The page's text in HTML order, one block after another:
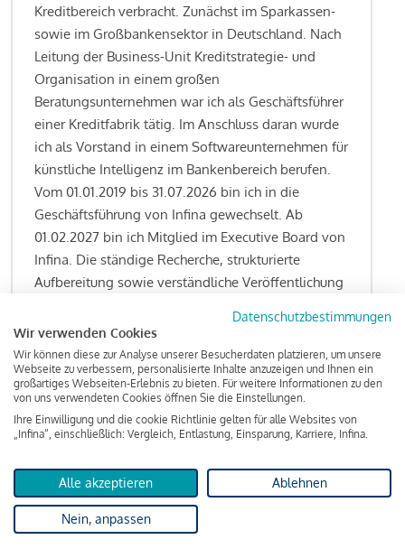
Kreditbereich verbracht. Zunächst im Sparkassen-
sowie im Großbankensektor in Deutschland. Nach
Leitung der Business-Unit Kreditstrategie- und
Organisation in einem großen
Beratungsunternehmen war ich als Geschäftsführer
einer Kreditfabrik tätig. Im Anschluss daran wurde
ich als Vorstand in einem Softwareunternehmen für
künstliche Intelligenz im Bankenbereich berufen.
Vom 01.01.2019 bis 31.07.2026 bin ich in die
Geschäftsführung von Infina gewechselt. Ab
01.02.2027 bin ich Mitglied im Executive Board von
Infina. Die ständige Recherche, strukturierte
Aufbereitung sowie verständliche Veröffentlichung
Kreditgeschäft gehören zu den wesentlichen
Schwerpunktsetzungen meiner Funktion.
Lesen Sie meine Finanzierungs-Tipps
KreditindexDas Wohnkredit Barometer
Datenschutzbestimmungen
Wir verwenden Cookies
Wir können diese zur Analyse unserer Besucherdaten platzieren, um unsere
Webseite zu verbessern, personalisierte Inhalte anzuzeigen und Ihnen ein
großartiges Webseiten-Erlebnis zu bieten. Für weitere Informationen zu den
von uns verwendeten Cookies öffnen Sie die Einstellungen.
Ihre Einwilligung und die cookie Richtlinie gelten für alle Websites von
„Infina“, einschließlich: Vergleich, Entlastung, Einsparung, Karriere, Infina.
Alle akzeptieren Ablehnen
Nein, anpassen